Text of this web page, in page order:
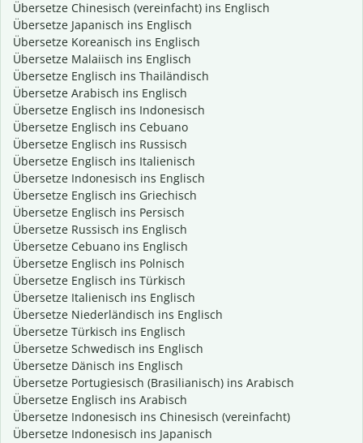
Übersetze Chinesisch (vereinfacht) ins Englisch
Übersetze Japanisch ins Englisch
Übersetze Koreanisch ins Englisch
Übersetze Malaiisch ins Englisch
Übersetze Englisch ins Thailändisch
Übersetze Arabisch ins Englisch
Übersetze Englisch ins Indonesisch
Übersetze Englisch ins Cebuano
Übersetze Englisch ins Russisch
Übersetze Englisch ins Italienisch
Übersetze Indonesisch ins Englisch
Übersetze Englisch ins Griechisch
Übersetze Englisch ins Persisch
Übersetze Russisch ins Englisch
Übersetze Cebuano ins Englisch
Übersetze Englisch ins Polnisch
Übersetze Englisch ins Türkisch
Übersetze Italienisch ins Englisch
Übersetze Niederländisch ins Englisch
Übersetze Türkisch ins Englisch
Übersetze Schwedisch ins Englisch
Übersetze Dänisch ins Englisch
Übersetze Portugiesisch (Brasilianisch) ins Arabisch
Übersetze Englisch ins Arabisch
Übersetze Indonesisch ins Chinesisch (vereinfacht)
Übersetze Indonesisch ins Japanisch